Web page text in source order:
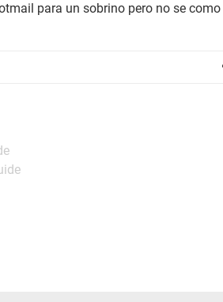
para un sobrino pero no se como